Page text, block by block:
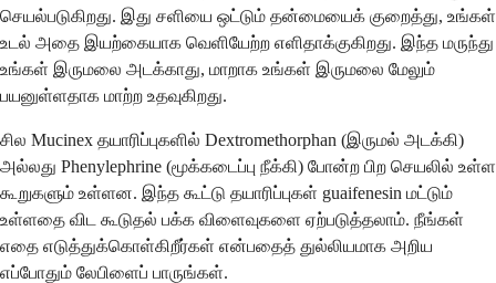
செயல்படுகிறது. இது சளியை ஒட்டும் தன்மையைக் குறைத்து, உங்கள்
உடல் அதை இயற்கையாக வெளியேற்ற எளிதாக்குகிறது. இந்த மருந்து
உங்கள் இருமலை அடக்காது, மாறாக உங்கள் இருமலை மேலும்
பயனுள்ளதாக மாற்ற உதவுகிறது.
சில Mucinex தயாரிப்புகளில் Dextromethorphan (இருமல் அடக்கி)
அல்லது Phenylephrine (மூக்கடைப்பு நீக்கி) போன்ற பிற செயலில் உள்ள
கூறுகளும் உள்ளன. இந்த கூட்டு தயாரிப்புகள் guaifenesin மட்டும்
உள்ளதை விட கூடுதல் பக்க விளைவுகளை ஏற்படுத்தலாம். நீங்கள்
எதை எடுத்துக்கொள்கிறீர்கள் என்பதைத் துல்லியமாக அறிய
எப்போதும் லேபிளைப் பாருங்கள்.